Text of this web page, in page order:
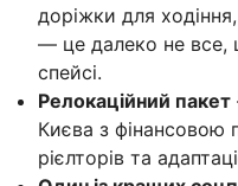
доріжки для
— це далеко не все,
спейсі.
Релокаційний пакет
Києва з
рієлторів та